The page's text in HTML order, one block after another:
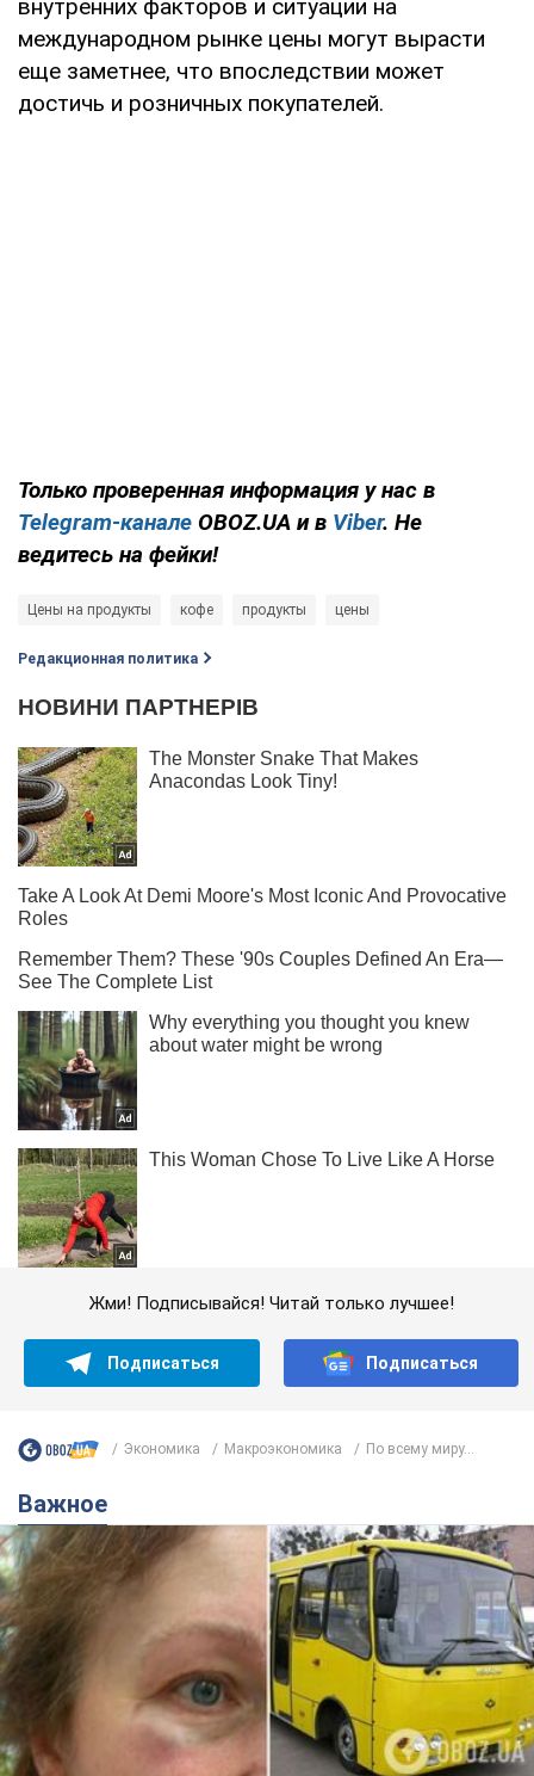
внутренних факторов и ситуации на
международном рынке цены могут вырасти
еще заметнее, что впоследствии может
достичь и розничных покупателей.
Только проверенная информация у нас в
Telegram-канале OBOZ.UA и в Viber. Не
ведитесь на фейки!
Цены на продукты кофе продукты цены
Редакционная политика
Жми! Подписывайся! Читай только лучшее!
Подписаться Подписаться
Экономика Mакроэкономика По всему миру...
Важное